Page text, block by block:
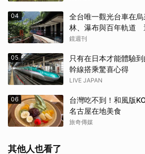
04
全台唯一觀光台車在
林、瀑布與百年軌道
鏡週刊
05
只有在日本才能體驗
幹線搭乘驚喜心得
LIVE JAPAN
06
台灣吃不到！和風版
名古屋在地美食
旅奇傳媒
其他人也看了